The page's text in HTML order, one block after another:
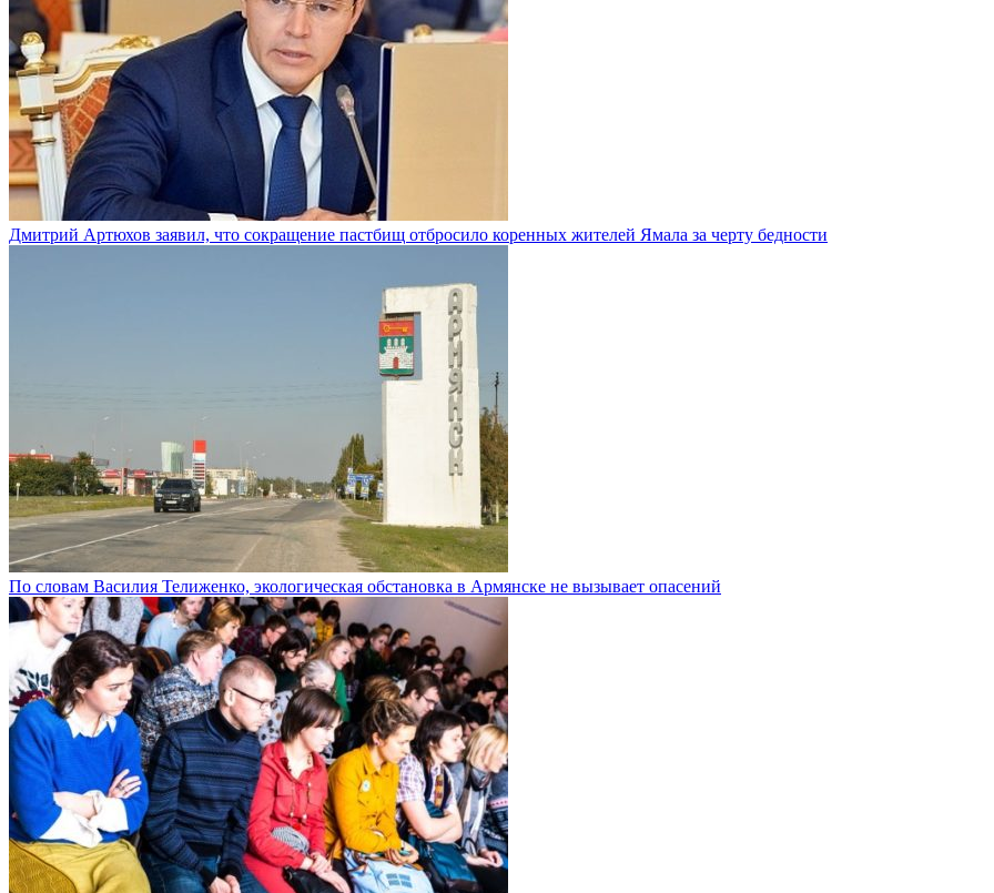
Дмитрий Артюхов заявил, что сокращение пастбищ отбросило коренных жителей Ямала за черту бедности
По словам Василия Телиженко, экологическая обстановка в Армянске не вызывает опасений